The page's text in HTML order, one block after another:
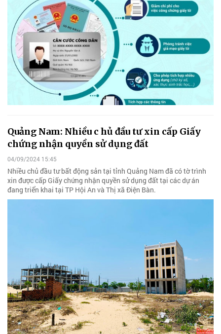
Quảng Nam: Nhiều c hủ đầu tư xin cấp Giấy
chứng nhận quyền sử dụng đất
04/09/2024 15:45
Nhiều chủ đầu tư bất động sản tại tỉnh Quảng Nam đã có tờ trình
xin được cấp Giấy chứng nhận quyền sử dụng đất tại các dự án
đang triển khai tại TP Hội An và Thị xã Điện Bàn.